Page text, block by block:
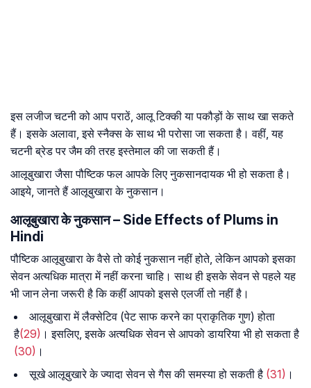
इस लजीज चटनी को आप पराठें, आलू टिक्की या पकौड़ों के साथ खा सकते
हैं। इसके अलावा, इसे स्नैक्स के साथ भी परोसा जा सकता है। वहीं, यह
चटनी ब्रेड पर जैम की तरह इस्तेमाल की जा सकती हैं।
आलूबुखारा जैसा पौष्टिक फल आपके लिए नुकसानदायक भी हो सकता है।
आइये, जानते हैं आलूबुखारा के नुकसान।
आलूबुखारा के नुकसान – Side Effects of Plums in
Hindi
पौष्टिक आलूबुखारा के वैसे तो कोई नुकसान नहीं होते, लेकिन आपको इसका
सेवन अत्यधिक मात्रा में नहीं करना चाहि। साथ ही इसके सेवन से पहले यह
भी जान लेना जरूरी है कि कहीं आपको इससे एलर्जी तो नहीं है।
आलूबुखारा में लैक्सेटिव (पेट साफ करने का प्राकृतिक गुण) होता
है(29) । इसलिए, इसके अत्यधिक सेवन से आपको डायरिया भी हो सकता है
(30) ।
सूखे आलूबुखारे के ज्यादा सेवन से गैस की समस्या हो सकती है (31) ।